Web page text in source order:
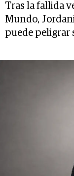
Tras la fallida
Mundo,
puede peligrar